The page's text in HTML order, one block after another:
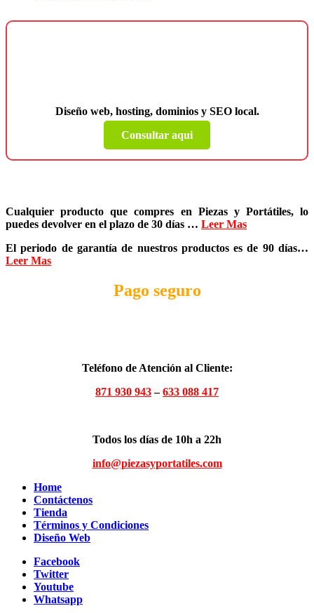
Diseño web, hosting, dominios y SEO local.
Consultar aqui
Cualquier producto que compres en Piezas y Portátiles, lo
puedes devolver en el plazo de 30 días … Leer Mas
El periodo de garantía de nuestros productos es de 90 días…
Leer Mas
Pago seguro
Teléfono de Atención al Cliente:
871 930 943–633 088 417
Todos los días de 10h a 22h
info@piezasyportatiles.com
Home
Contáctenos
Tienda
Términos y Condiciones
Diseño Web
Facebook
Twitter
Youtube
Whatsapp